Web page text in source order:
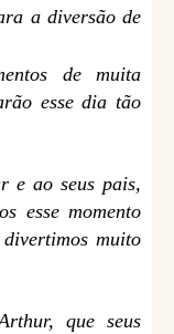
a diversão de
de muita
esse dia tão
e ao seus pais,
esse momento
muito
que seus